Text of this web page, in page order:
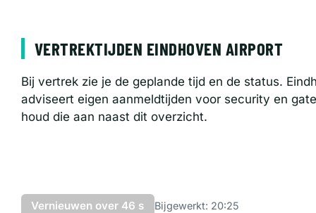
VERTREKTIJDEN EINDHOVEN AIRPORT
Bij vertrek zie je de geplande tijd en de status.
adviseert eigen aanmeldtijden voor security en
houd die aan naast dit overzicht.
Vernieuwen over 46 s Bijgewerkt: 20:25